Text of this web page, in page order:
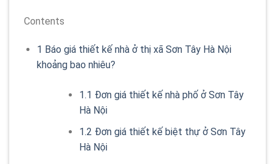
Contents
1 Báo giá thiết kế nhà ở thị xã Sơn Tây Hà Nội
khoảng bao nhiêu?
1.1 Đơn giá thiết kế nhà phố ở Sơn Tây
Hà Nội
1.2 Đơn giá thiết kế biệt thự ở Sơn Tây
Hà Nội